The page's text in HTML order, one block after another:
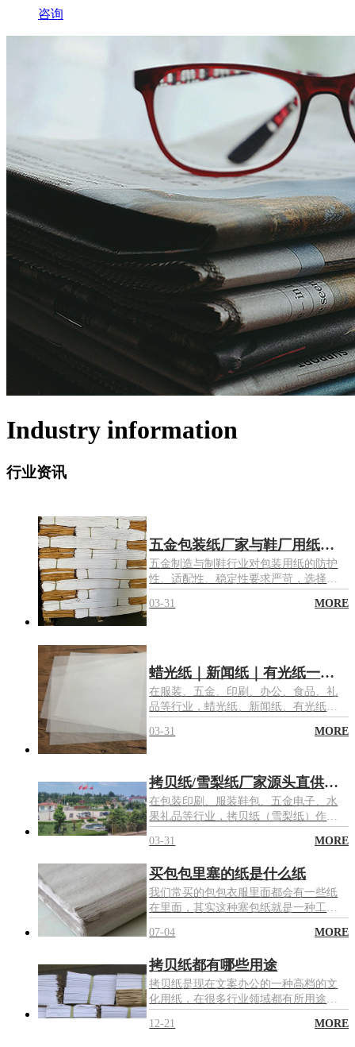
咨询
Industry information
行业资讯
五金包装纸厂家与鞋厂用纸厂家优选:东莞市聚亿纸业专业供应方案
五金制造与制鞋行业对包装用纸的防护
性、适配性、稳定性要求严苛，选择靠
直接关系到产品防护效果、生产效率与
03-31 MORE
蜡光纸｜新闻纸｜有光纸一站式采购——东莞市聚亿纸业实力厂家推荐
在服装、五金、印刷、办公、食品、礼
品等行业，蜡光纸、新闻纸、有光纸是
纸。寻找稳定可靠的蜡光纸批发厂家、
率
03-31 MORE
拷贝纸/雪梨纸厂家源头直供优选——东莞聚亿纸业雪梨纸批发
在包装印刷、服装鞋包、五金电子、水
果礼品等行业，拷贝纸（雪梨纸）作为
用纸，其品质、稳定性与供货能力直接
03-31 MORE
买包包里塞的纸是什么纸
我们常买的包包衣服里面都会有一些纸
在里面，其实这种塞包纸就是一种工业
高的高级文化工业用纸。不过也有一些
纸。
07-04 MORE
拷贝纸都有哪些用途
拷贝纸是现在文案办公的一种高档的文
化用纸，在很多行业领域都有所用途，
度也强，而且表面相当细腻、平整等优
12-21 MORE